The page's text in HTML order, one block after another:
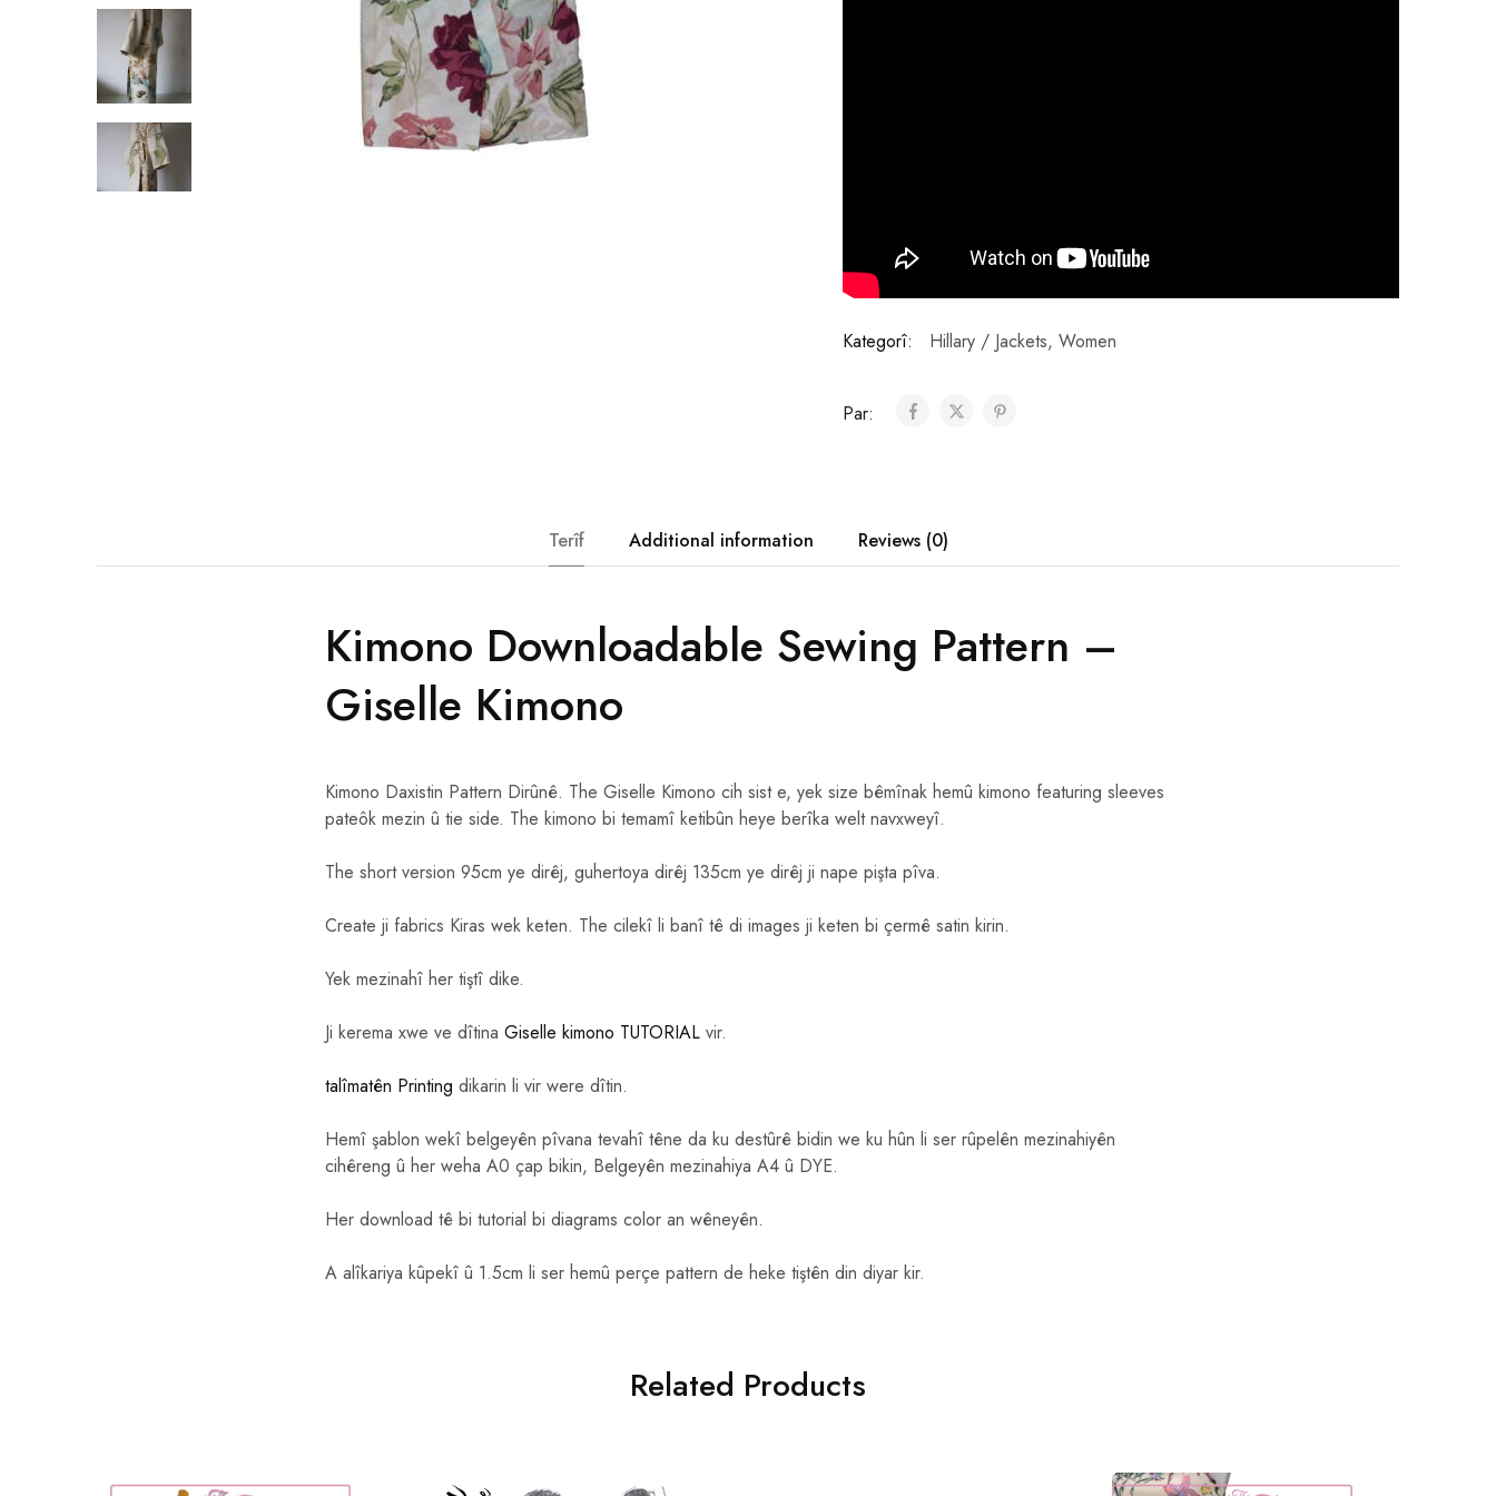
Kategorî: Hillary / Jackets, Women
Par:
Terîf Additional information Reviews (0)
Kimono Downloadable Sewing Pattern –
Giselle Kimono
Kimono Daxistin Pattern Dirûnê. The Giselle Kimono cih sist e, yek size bêmînak hemû kimono featuring sleeves
pateôk mezin û tie side. The kimono bi temamî ketibûn heye berîka welt navxweyî.
The short version 95cm ye dirêj, guhertoya dirêj 135cm ye dirêj ji nape pişta pîva.
Create ji fabrics Kiras wek keten. The cilekî li banî tê di images ji keten bi çermê satin kirin.
Yek mezinahî her tiştî dike.
Ji kerema xwe ve dîtina Giselle kimono TUTORIAL vir.
talîmatên Printing dikarin li vir were dîtin.
Hemî şablon wekî belgeyên pîvana tevahî têne da ku destûrê bidin we ku hûn li ser rûpelên mezinahiyên
cihêreng û her weha A0 çap bikin, Belgeyên mezinahiya A4 û DYE.
Her download tê bi tutorial bi diagrams color an wêneyên.
A alîkariya kûpekî û 1.5cm li ser hemû perçe pattern de heke tiştên din diyar kir.
Related Products